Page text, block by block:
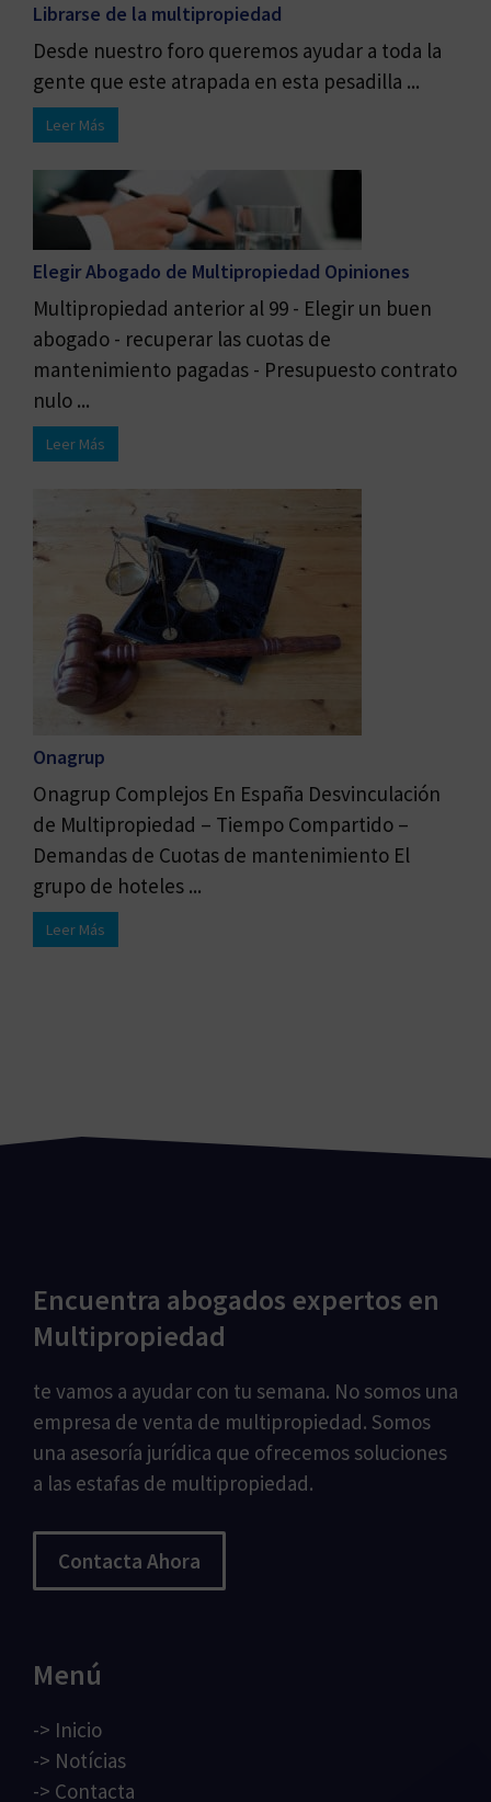
Librarse de la multipropiedad
Desde nuestro foro queremos ayudar a toda la
gente que este atrapada en esta pesadilla ...
Leer Más
Elegir Abogado de Multipropiedad Opiniones
Multipropiedad anterior al 99 - Elegir un buen
abogado - recuperar las cuotas de
mantenimiento pagadas - Presupuesto contrato
nulo ...
Leer Más
Onagrup
Onagrup Complejos En España Desvinculación
de Multipropiedad – Tiempo Compartido –
Demandas de Cuotas de mantenimiento El
grupo de hoteles ...
Leer Más
Encuentra abogados expertos en
Multipropiedad
te vamos a ayudar con tu semana. No somos una
empresa de venta de multipropiedad. Somos
una asesoría jurídica que ofrecemos soluciones
a las estafas de multipropiedad.
Contacta Ahora
Menú
-> Inicio
-> Notícias
-> Contacta